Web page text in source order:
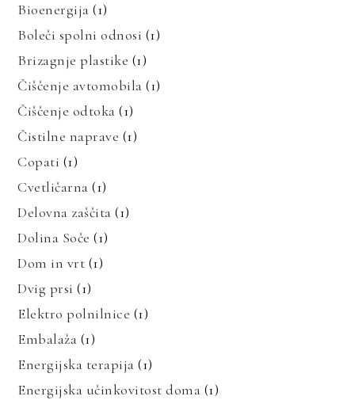
Bioenergija (1)
Boleči spolni odnosi (1)
Brizagnje plastike (1)
Čiščenje avtomobila (1)
Čiščenje odtoka (1)
Čistilne naprave (1)
Copati (1)
Cvetličarna (1)
Delovna zaščita (1)
Dolina Soče (1)
Dom in vrt (1)
Dvig prsi (1)
Elektro polnilnice (1)
Embalaža (1)
Energijska terapija (1)
Energijska učinkovitost doma (1)